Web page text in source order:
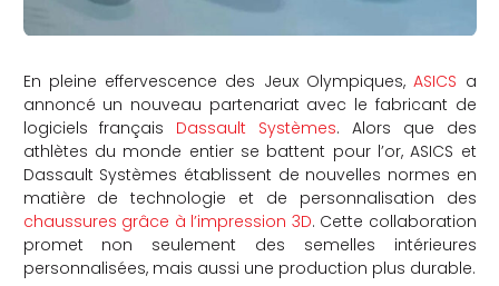
En pleine effervescence des Jeux Olympiques,ASICS a
annoncé un nouveau partenariat avec le fabricant de
logiciels français Dassault Systèmes. Alors que des
athlètes du monde entier se battent pour l’or, ASICS et
Dassault Systèmes établissent de nouvelles normes en
matière de technologie et de personnalisation des
chaussures grâce à l’impression 3D. Cette collaboration
promet non seulement des semelles intérieures
personnalisées, mais aussi une production plus durable.